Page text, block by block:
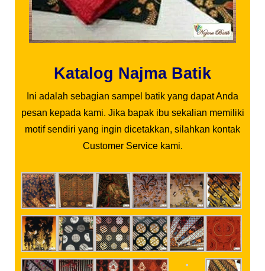
Katalog Najma Batik
Ini adalah sebagian sampel batik yang dapat Anda
pesan kepada kami. Jika bapak ibu sekalian memiliki
motif sendiri yang ingin dicetakkan, silahkan kontak
Customer Service kami.